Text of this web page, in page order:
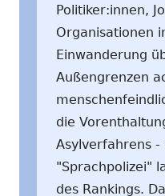
Politiker:innen,
Organisationen
Einwanderung
Außengrenzen
die
Asylverfahrens
"Sprachpolizei"
des Rankings.